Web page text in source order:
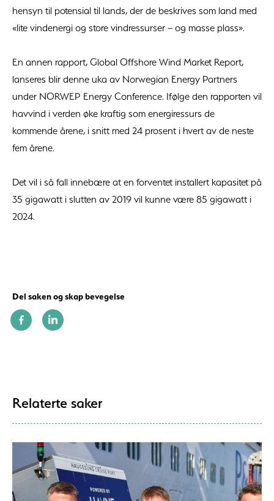
hensyn til potensial til lands, der de beskrives som land med
«lite vindenergi og store vindressurser – og masse plass».
En annen rapport, Global Offshore Wind Market Report,
lanseres blir denne uka av Norwegian Energy Partners
under NORWEP Energy Conference. Ifølge den rapporten vil
havvind i verden øke kraftig som energiressurs de
kommende årene, i snitt med 24 prosent i hvert av de neste
fem årene.
Det vil i så fall innebære at en forventet installert kapasitet på
35 gigawatt i slutten av 2019 vil kunne være 85 gigawatt i
2024.
Del saken og skap bevegelse
Relaterte saker